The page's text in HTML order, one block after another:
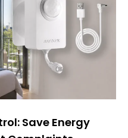
Save Energy